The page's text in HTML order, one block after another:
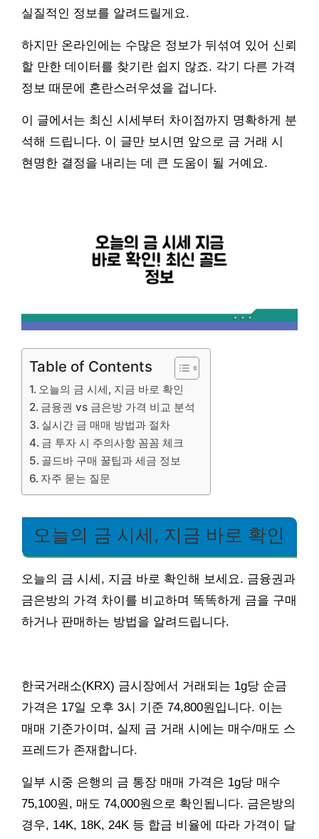
실질적인 정보를 알려드릴게요.
하지만 온라인에는 수많은 정보가 뒤섞여 있어 신뢰
할 만한 데이터를 찾기란 쉽지 않죠. 각기 다른 가격
정보 때문에 혼란스러우셨을 겁니다.
이 글에서는 최신 시세부터 차이점까지 명확하게 분
석해 드립니다. 이 글만 보시면 앞으로 금 거래 시
현명한 결정을 내리는 데 큰 도움이 될 거예요.
Table of Contents
오늘의 금 시세, 지금 바로 확인
금융권 vs 금은방 가격 비교 분석
실시간 금 매매 방법과 절차
금 투자 시 주의사항 꼼꼼 체크
골드바 구매 꿀팁과 세금 정보
자주 묻는 질문
오늘의 금 시세, 지금 바로 확인
오늘의 금 시세, 지금 바로 확인해 보세요. 금융권과
금은방의 가격 차이를 비교하며 똑똑하게 금을 구매
하거나 판매하는 방법을 알려드립니다.
한국거래소(KRX) 금시장에서 거래되는 1g당 순금
가격은 17일 오후 3시 기준 74,800원입니다. 이는
매매 기준가이며, 실제 금 거래 시에는 매수/매도 스
프레드가 존재합니다.
일부 시중 은행의 금 통장 매매 가격은 1g당 매수
75,100원, 매도 74,000원으로 확인됩니다. 금은방의
경우, 14K, 18K, 24K 등 합금 비율에 따라 가격이 달